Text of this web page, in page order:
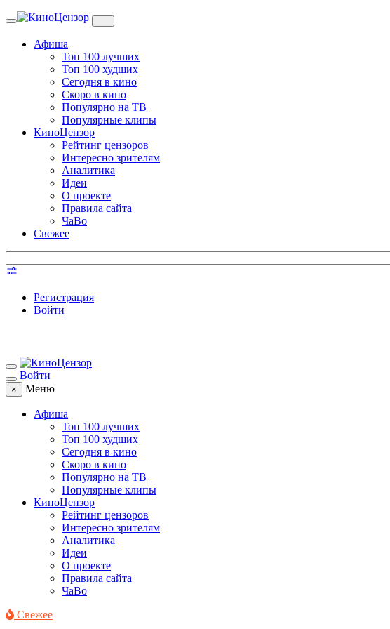
Toggle
Афиша
Топ 100 лучших
Топ 100 худших
Сегодня в кино
Скоро в кино
Популярно на ТВ
Популярные клипы
КиноЦензор
Рейтинг цензоров
Интересно зрителям
Аналитика
Идеи
О проекте
Правила сайта
ЧаВо
Свежее
Регистрация
Войти
Войти
× Меню
Афиша
Топ 100 лучших
Топ 100 худших
Сегодня в кино
Скоро в кино
Популярно на ТВ
Популярные клипы
КиноЦензор
Рейтинг цензоров
Интересно зрителям
Аналитика
Идеи
О проекте
Правила сайта
ЧаВо
Свежее